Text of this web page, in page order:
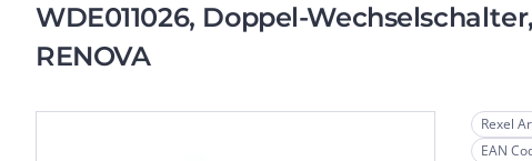
WDE011026, Doppel-
RENOVA
Rexel
EAN